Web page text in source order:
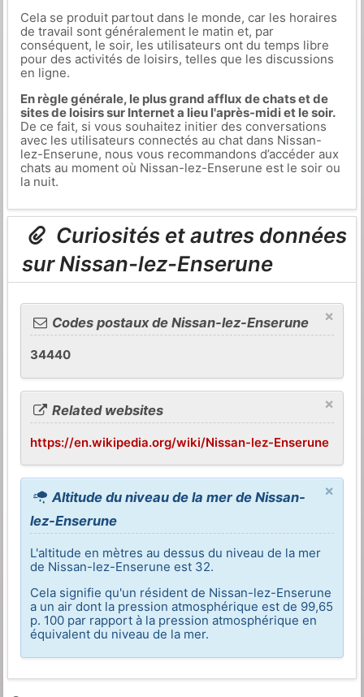
Cela se produit partout dans le monde, car les horaires
de travail sont généralement le matin et, par
conséquent, le soir, les utilisateurs ont du temps libre
pour des activités de loisirs, telles que les discussions
en ligne.
En règle générale, le plus grand afflux de chats et de
sites de loisirs sur Internet a lieu l'après-midi et le soir.
De ce fait, si vous souhaitez initier des conversations
avec les utilisateurs connectés au chat dans Nissan-
lez-Enserune, nous vous recommandons d’accéder aux
chats au moment où Nissan-lez-Enserune est le soir ou
la nuit.
Curiosités et autres données
sur Nissan-lez-Enserune
×
Codes postaux de Nissan-lez-Enserune
34440
×
Related websites
https://en.wikipedia.org/wiki/Nissan-lez-Enserune
×
Altitude du niveau de la mer de Nissan-
lez-Enserune
L'altitude en mètres au dessus du niveau de la mer
de Nissan-lez-Enserune est 32.
Cela signifie qu'un résident de Nissan-lez-Enserune
a un air dont la pression atmosphérique est de 99,65
p. 100 par rapport à la pression atmosphérique en
équivalent du niveau de la mer.